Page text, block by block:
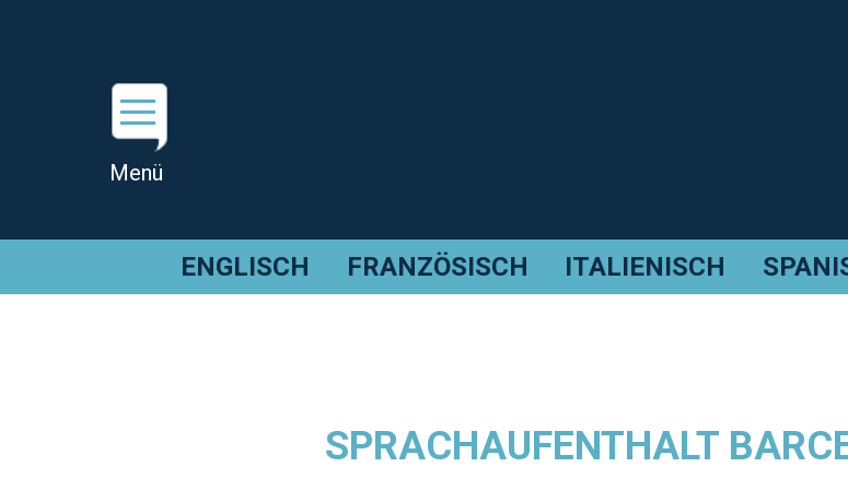
ENGLISCH FRANZÖSISCH ITALIENISCH
SPRACHAUFENTHALT